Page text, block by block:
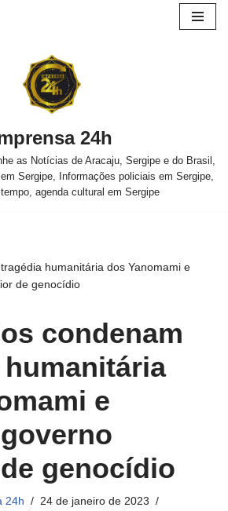
24h
as Notícias de Aracaju, Sergipe e do Brasil,
Sergipe, Informações policiais em Sergipe,
agenda cultural em Sergipe
humanitária dos Yanomami e
de genocídio
condenam
e
genocídio
24h
24 de janeiro de 2023